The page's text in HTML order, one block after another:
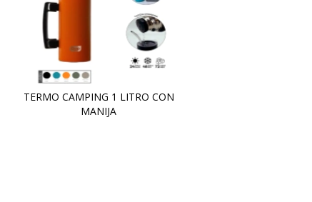
TERMO CAMPING 1 LITRO CON
MANIJA